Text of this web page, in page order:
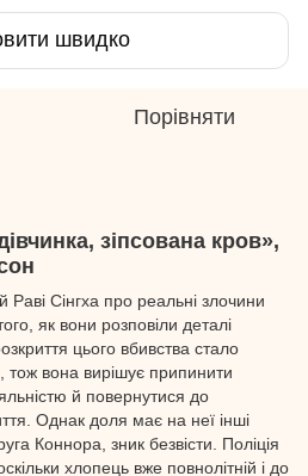
швидко
Порівняти
зіпсована кров»,
Раві Сінгха про реальні злочини
як вони розповіли деталі
цього вбивства стало
тож вона вирішує припинити
й повернутися до
Однак доля має на неї інші
Коннора, зник безвісти. Поліція
хлопець вже повнолітній і до